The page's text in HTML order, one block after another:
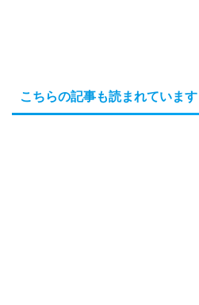
こちらの記事も読まれています